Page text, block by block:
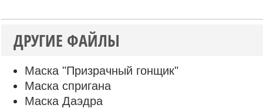
ДРУГИЕ ФАЙЛЫ
Маска "Призрачный гонщик"
Маска спригана
Маска Даэдра